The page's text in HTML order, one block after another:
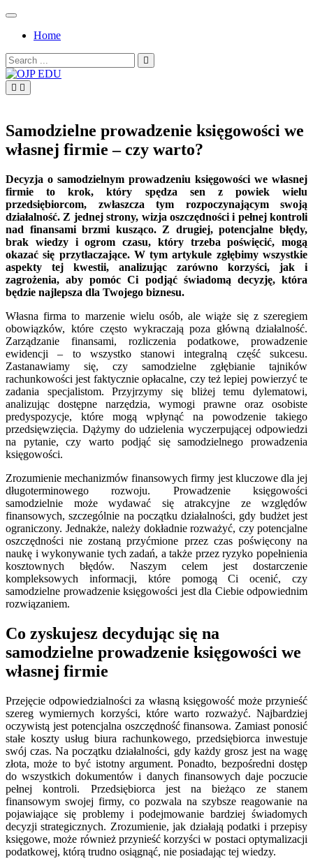
Skip
contentHome
Search
for:
Samodzielne prowadzenie księgowości we
własnej firmie – czy warto?
Decyzja o samodzielnym prowadzeniu księgowości we własnej
firmie to krok, który spędza sen z powiek wielu
przedsiębiorcom, zwłaszcza tym rozpoczynającym swoją
działalność. Z jednej strony, wizja oszczędności i pełnej kontroli
nad finansami brzmi kusząco. Z drugiej, potencjalne błędy,
brak wiedzy i ogrom czasu, który trzeba poświęcić, mogą
okazać się przytłaczające. W tym artykule zgłębimy wszystkie
aspekty tej kwestii, analizując zarówno korzyści, jak i
zagrożenia, aby pomóc Ci podjąć świadomą decyzję, która
będzie najlepsza dla Twojego biznesu.
Własna firma to marzenie wielu osób, ale wiąże się z szeregiem
obowiązków, które często wykraczają poza główną działalność.
Zarządzanie finansami, rozliczenia podatkowe, prowadzenie
ewidencji – to wszystko stanowi integralną część sukcesu.
Zastanawiamy się, czy samodzielne zgłębianie tajników
rachunkowości jest faktycznie opłacalne, czy też lepiej powierzyć te
zadania specjalistom. Przyjrzymy się bliżej temu dylematowi,
analizując dostępne narzędzia, wymogi prawne oraz osobiste
predyspozycje, które mogą wpłynąć na powodzenie takiego
przedsięwzięcia. Dążymy do udzielenia wyczerpującej odpowiedzi
na pytanie, czy warto podjąć się samodzielnego prowadzenia
księgowości.
Zrozumienie mechanizmów finansowych firmy jest kluczowe dla jej
długoterminowego rozwoju. Prowadzenie księgowości
samodzielnie może wydawać się atrakcyjne ze względów
finansowych, szczególnie na początku działalności, gdy budżet jest
ograniczony. Jednakże, należy dokładnie rozważyć, czy potencjalne
oszczędności nie zostaną przyćmione przez czas poświęcony na
naukę i wykonywanie tych zadań, a także przez ryzyko popełnienia
kosztownych błędów. Naszym celem jest dostarczenie
kompleksowych informacji, które pomogą Ci ocenić, czy
samodzielne prowadzenie księgowości jest dla Ciebie odpowiednim
rozwiązaniem.
Co zyskujesz decydując się na
samodzielne prowadzenie księgowości we
własnej firmie
Przejęcie odpowiedzialności za własną księgowość może przynieść
szereg wymiernych korzyści, które warto rozważyć. Najbardziej
oczywistą jest potencjalna oszczędność finansowa. Zamiast ponosić
stałe koszty usług biura rachunkowego, przedsiębiorca inwestuje
swój czas. Na początku działalności, gdy każdy grosz jest na wagę
złota, może to być istotny argument. Ponadto, bezpośredni dostęp
do wszystkich dokumentów i danych finansowych daje poczucie
pełnej kontroli. Przedsiębiorca jest na bieżąco ze stanem
finansowym swojej firmy, co pozwala na szybsze reagowanie na
pojawiające się problemy i podejmowanie bardziej świadomych
decyzji strategicznych. Zrozumienie, jak działają podatki i przepisy
księgowe, może również przynieść korzyści w postaci optymalizacji
podatkowej, którą trudno osiągnąć, nie posiadając tej wiedzy.